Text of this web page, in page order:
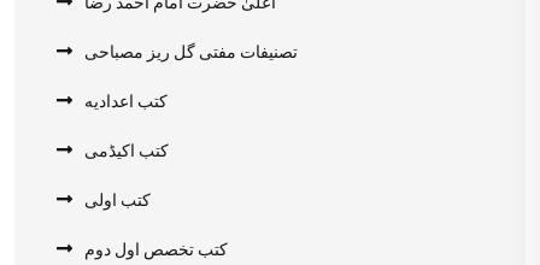
تصنیفات مفتی گل ریز مصباحی
کتب اعدادیه
کتب اکیڈمی
کتب اولی
کتب تخصص اول دوم